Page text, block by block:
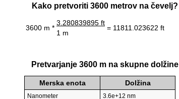
Kako pretvoriti 3600 metrov na čevelj?
3600 m *
3.280839895 ft
= 11811.023622 ft
1 m
Pretvarjanje 3600 m na skupne dolžine
Merska enota Dolžina
Nanometer
3.6e+12 nm